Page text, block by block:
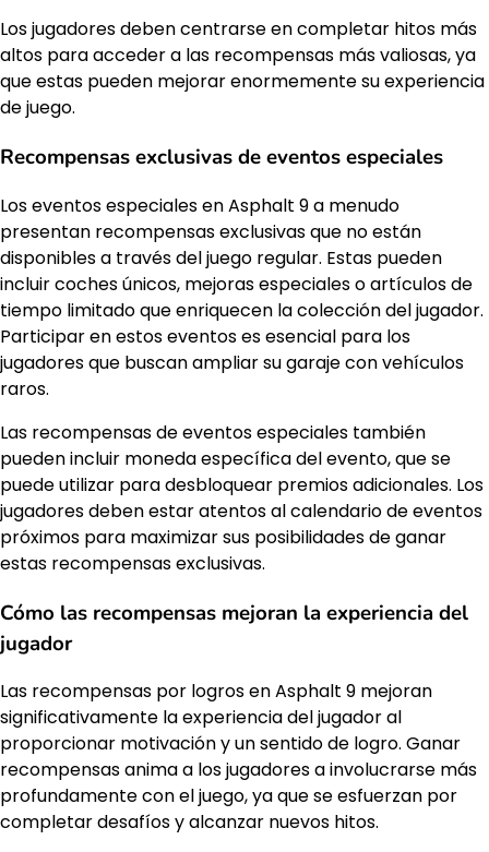
Los jugadores deben centrarse en completar hitos más
altos para acceder a las recompensas más valiosas, ya
que estas pueden mejorar enormemente su experiencia
de juego.
Recompensas exclusivas de eventos especiales
Los eventos especiales en Asphalt 9 a menudo
presentan recompensas exclusivas que no están
disponibles a través del juego regular. Estas pueden
incluir coches únicos, mejoras especiales o artículos de
tiempo limitado que enriquecen la colección del jugador.
Participar en estos eventos es esencial para los
jugadores que buscan ampliar su garaje con vehículos
raros.
Las recompensas de eventos especiales también
pueden incluir moneda específica del evento, que se
puede utilizar para desbloquear premios adicionales. Los
jugadores deben estar atentos al calendario de eventos
próximos para maximizar sus posibilidades de ganar
estas recompensas exclusivas.
Cómo las recompensas mejoran la experiencia del
jugador
Las recompensas por logros en Asphalt 9 mejoran
significativamente la experiencia del jugador al
proporcionar motivación y un sentido de logro. Ganar
recompensas anima a los jugadores a involucrarse más
profundamente con el juego, ya que se esfuerzan por
completar desafíos y alcanzar nuevos hitos.